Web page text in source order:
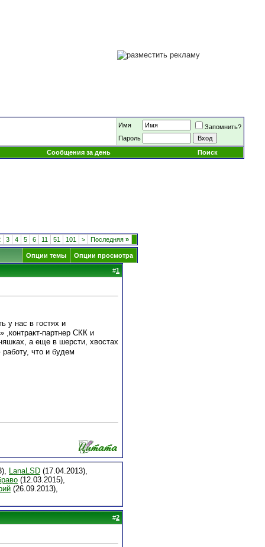
Имя
Запомнить?
Пароль
Сообщения за день
Поиск
3 4 5 6 11 51 101 > Последняя »
Опции темы Опции просмотра
#1
у нас в гостях и
,контракт-партнер СКК и
а еще в шерсти, хвостах
что и будем
LanaLSD (17.04.2013),
(12.03.2015),
(26.09.2013),
#2